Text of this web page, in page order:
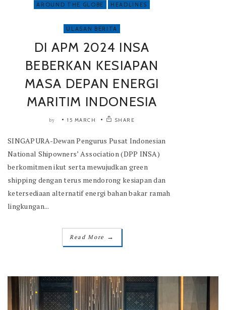
AROUND THE GLOBE HEADLINES
ULASAN BERITA
DI APM 2024 INSA
BEBERKAN KESIAPAN
MASA DEPAN ENERGI
MARITIM INDONESIA
by 15 MARCH SHARE
SINGAPURA-Dewan Pengurus Pusat Indonesian
National Shipowners’ Association (DPP INSA)
berkomitmen ikut serta mewujudkan green
shipping dengan terus mendorong kesiapan dan
ketersediaan alternatif energi bahan bakar ramah
lingkungan...
Read More →